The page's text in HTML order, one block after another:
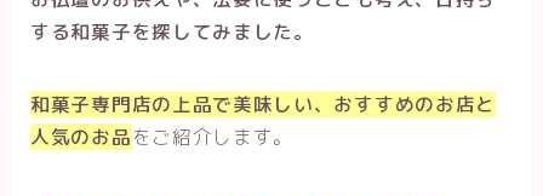
する和菓子を探してみました。
和菓子専門店の上品で美味しい、おすすめのお店と
人気のお品をご紹介します。